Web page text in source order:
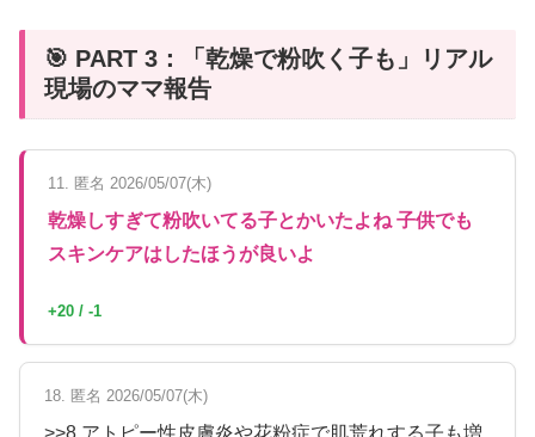
🎯 PART 3：「乾燥で粉吹く子も」リアル
現場のママ報告
11. 匿名 2026/05/07(木)
乾燥しすぎて粉吹いてる子とかいたよね 子供でも
スキンケアはしたほうが良いよ
+20 / -1
18. 匿名 2026/05/07(木)